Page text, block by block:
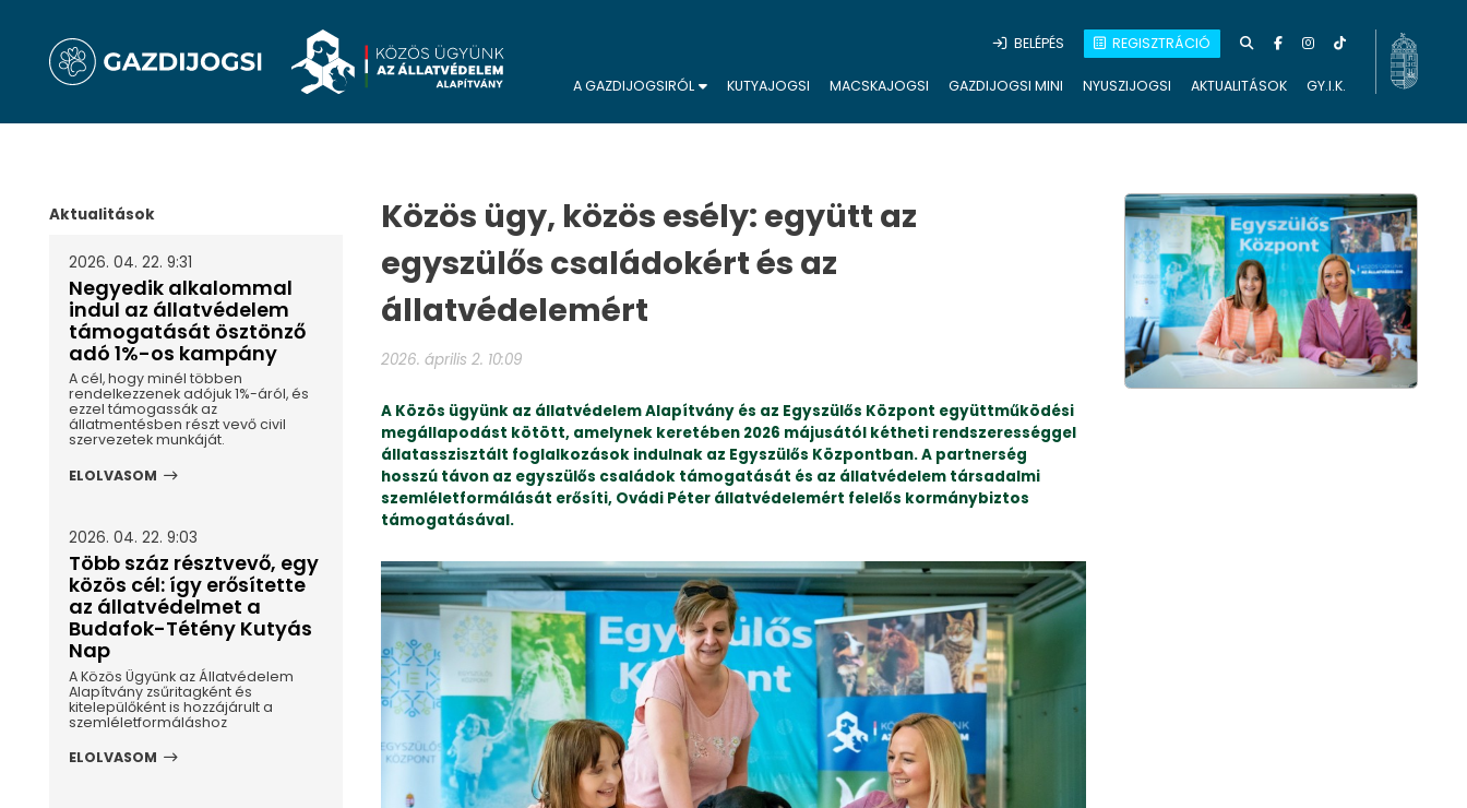
A GAZDIJOGSIRÓL KUTYAJOGSI MACSKAJOGSI GAZDIJOGSI MINI NYUSZIJOGSI AKTUALITÁSOK GY.I.K.
BELÉPÉS REGISZTRÁCIÓ
Közös ügy, közös esély: együtt az
egyszülős családokért és az
állatvédelemért
2026. április 2. 10:09
A Közös ügyünk az állatvédelem Alapítvány és az Egyszülős Központ együttműködési
megállapodást kötött, amelynek keretében 2026 májusától kétheti rendszerességgel
állatasszisztált foglalkozások indulnak az Egyszülős Központban. A partnerség
hosszú távon az egyszülős családok támogatását és az állatvédelem társadalmi
szemléletformálását erősíti, Ovádi Péter állatvédelemért felelős kormánybiztos
támogatásával.
Aktualitások
2026. 04. 22. 9:31
Negyedik alkalommal
indul az állatvédelem
támogatását ösztönző
adó 1%-os kampány
A cél, hogy minél többen
rendelkezzenek adójuk 1%-áról, és
ezzel támogassák az
állatmentésben részt vevő civil
szervezetek munkáját.
ELOLVASOM
2026. 04. 22. 9:03
Több száz résztvevő, egy
közös cél: így erősítette
az állatvédelmet a
Budafok-Tétény Kutyás
Nap
A Közös Ügyünk az Állatvédelem
Alapítvány zsűritagként és
kitelepülőként is hozzájárult a
szemléletformáláshoz
ELOLVASOM